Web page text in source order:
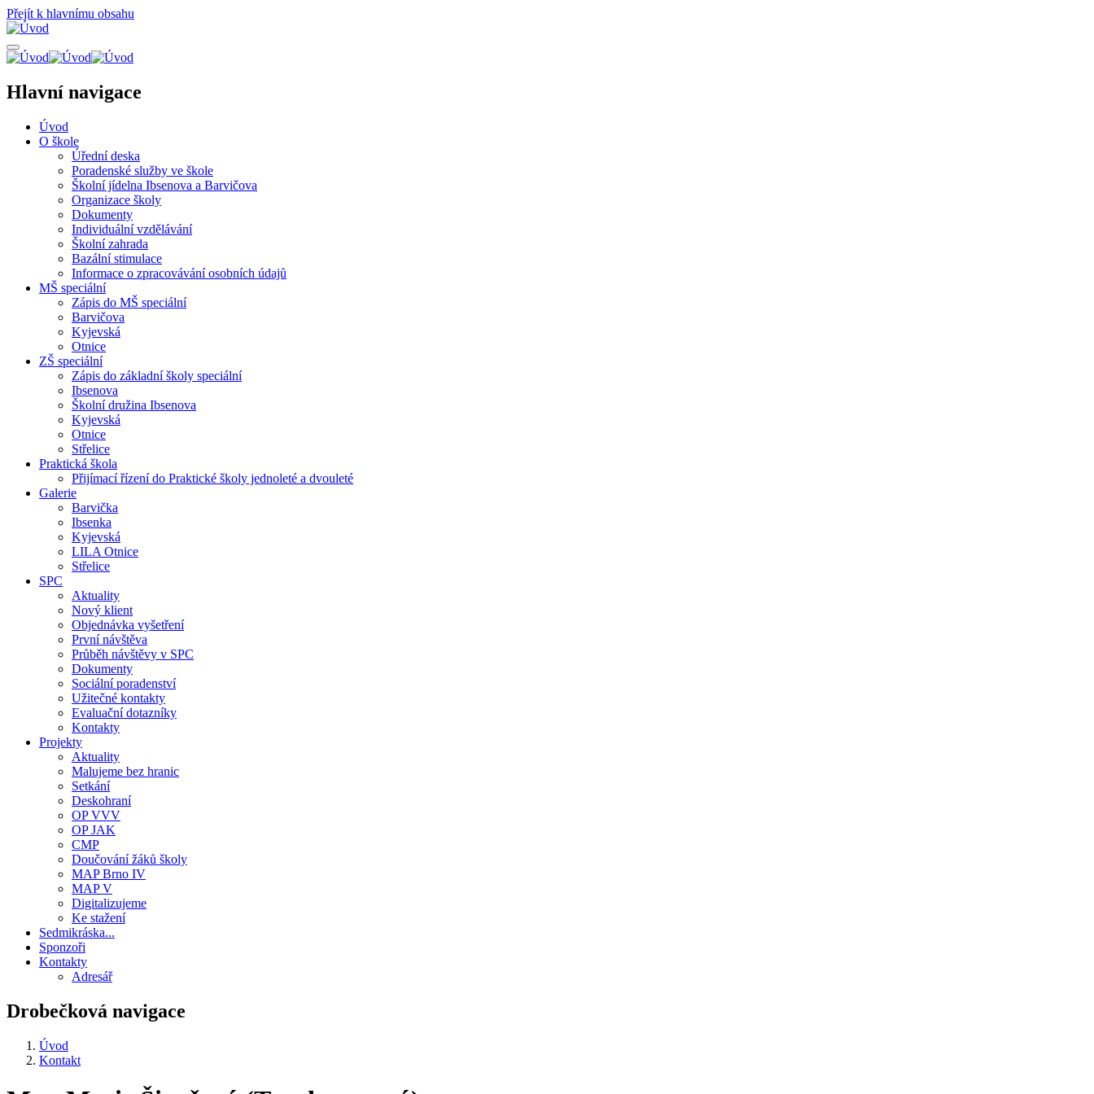
Přejít k hlavnímu obsahu
Hlavní navigace
Úvod
O škole
Úřední deska
Poradenské služby ve škole
Školní jídelna Ibsenova a Barvičova
Organizace školy
Dokumenty
Individuální vzdělávání
Školní zahrada
Bazální stimulace
Informace o zpracovávání osobních údajů
MŠ speciální
Zápis do MŠ speciální
Barvičova
Kyjevská
Otnice
ZŠ speciální
Zápis do základní školy speciální
Ibsenova
Školní družina Ibsenova
Kyjevská
Otnice
Střelice
Praktická škola
Přijímací řízení do Praktické školy jednoleté a dvouleté
Galerie
Barvička
Ibsenka
Kyjevská
LILA Otnice
Střelice
SPC
Aktuality
Nový klient
Objednávka vyšetření
První návštěva
Průběh návštěvy v SPC
Dokumenty
Sociální poradenství
Užitečné kontakty
Evaluační dotazníky
Kontakty
Projekty
Aktuality
Malujeme bez hranic
Setkání
Deskohraní
OP VVV
OP JAK
CMP
Doučování žáků školy
MAP Brno IV
MAP V
Digitalizujeme
Ke stažení
Sedmikráska...
Sponzoři
Kontakty
Adresář
Drobečková navigace
Úvod
Kontakt